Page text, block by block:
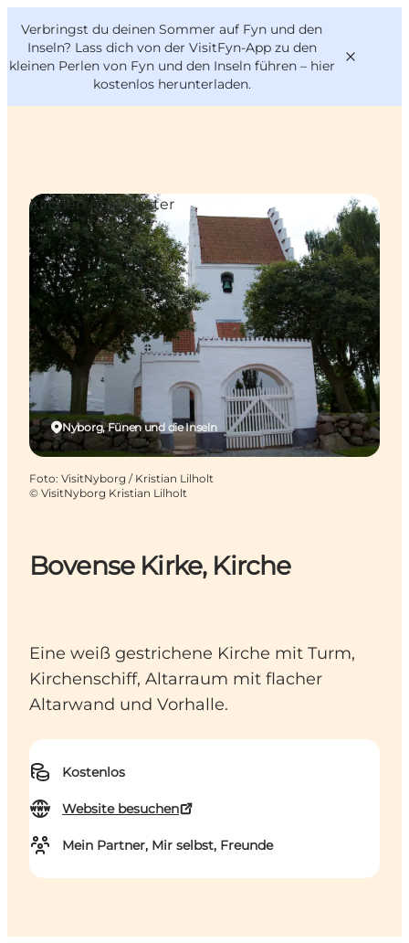
Verbringst du deinen Sommer auf Fyn und den
Inseln? Lass dich von der VisitFyn-App zu den
kleinen Perlen von Fyn und den Inseln führen – hier
kostenlos herunterladen.
Reise Ideen
Outdoor & bike
Essen & trinken
Übernachtung
VisitFyn
Deutsch
Bovense Kirke, Kirche
Eine weiß gestrichene Kirche mit Turm,
Kirchenschiff, Altarraum mit flacher
Altarwand und Vorhalle.
Kostenlos
Website besuchen
Mein Partner, Mir selbst, Freunde
Nyborg, Fünen und die Inseln
Kirchen und Klöster
Foto: VisitNyborg / Kristian Lilholt
© VisitNyborg Kristian Lilholt